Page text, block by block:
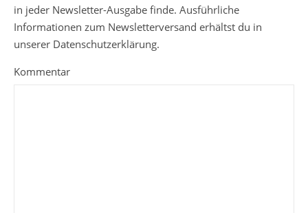
in jeder Newsletter-Ausgabe finde. Ausführliche
Informationen zum Newsletterversand erhältst du in
unserer Datenschutzerklärung.
Kommentar